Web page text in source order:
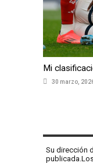
Mi
30 marzo,
Su dirección